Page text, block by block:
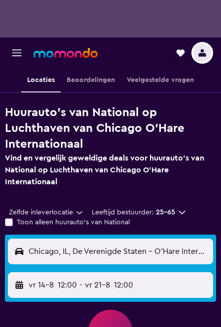
Locaties Beoordelingen Veelgestelde vragen
Huurauto's van National op
Luchthaven van Chicago O'Hare
Internationaal
Vind en vergelijk geweldige deals voor huurauto's van
National op Luchthaven van Chicago O'Hare
Internationaal
Zelfde inleverlocatie Leeftijd bestuurder: 25-65
Toon alleen huurauto's van National
Chicago, IL, De Verenigde Staten - O'Hare Internationaal (ORD)
vr 14-8 12:00 - vr 21-8 12:00